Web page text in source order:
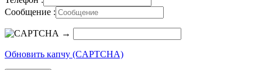
Сообщение :
→
Обновить капчу (CAPTCHA)